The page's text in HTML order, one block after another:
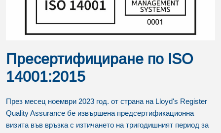
Пресертифициране по ISO
14001:2015
През месец ноември 2023 год. от страна на Lloyd's Register
Quality Assurance бе извършена предсертификационна
визита във връзка с изтичането на тригодишният период за